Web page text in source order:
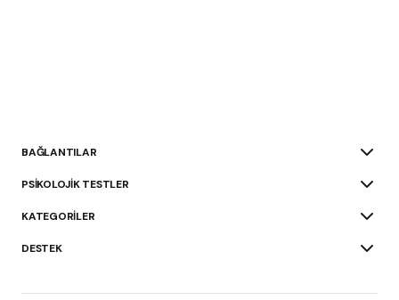
BAĞLANTILAR
PSIKOLOJIK TESTLER
KATEGORILER
DESTEK